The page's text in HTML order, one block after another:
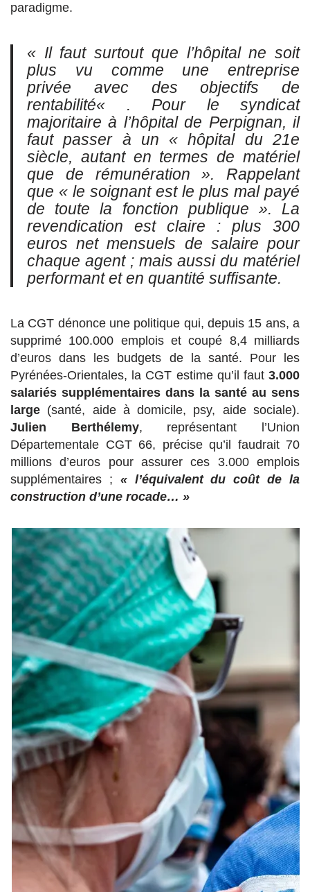
paradigme.
« Il faut surtout que l’hôpital ne soit
plus vu comme une entreprise
privée
avec des objectifs de
rentabilité« . Pour le syndicat
majoritaire à l’hôpital de Perpignan, il
faut passer à un « hôpital du 21e
siècle, autant en termes de matériel
que de rémunération ». Rappelant
que « le soignant est le plus mal payé
de toute la fonction publique ». La
revendication est claire : plus 300
euros net mensuels de salaire pour
chaque agent ; mais aussi du matériel
performant et en quantité suffisante.
La CGT dénonce une politique qui, depuis 15 ans, a
supprimé 100.000 emplois et coupé 8,4 milliards
d’euros dans les budgets de la santé. Pour les
Pyrénées-Orientales, la CGT estime qu’il faut 3.000
salariés supplémentaires dans la santé au sens
large (santé, aide à domicile, psy, aide sociale).
Julien Berthélemy, représentant l’Union
Départementale CGT 66, précise qu’il faudrait 70
millions d’euros pour assurer ces 3.000 emplois
supplémentaires ; « l’équivalent du coût de la
construction d’une rocade… »